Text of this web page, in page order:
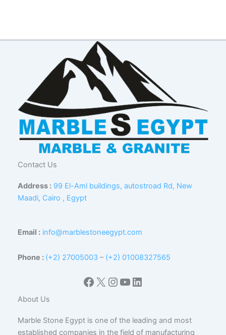
Contact Us
Address : 99 El-Aml buildings, autostroad Rd, New
Maadi, Cairo , Egypt
Email : info@marblestoneegypt.com
Phone : (+2) 27005003 – (+2) 01008327565
Facebook
X Instagram
YouTube
LinkedIn
About Us
Marble Stone Egypt is one of the leading and most
established companies in the field of manufacturing